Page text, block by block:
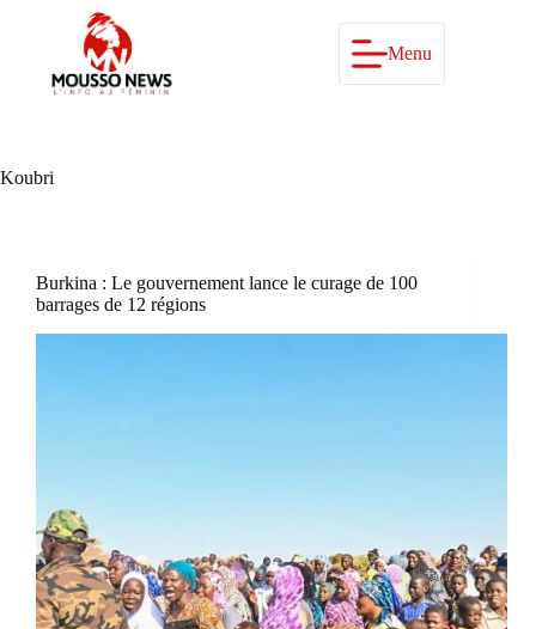
Menu
Koubri
Burkina : Le gouvernement lance le curage de 100
barrages de 12 régions